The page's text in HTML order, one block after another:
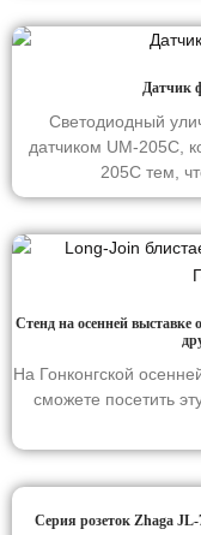
Датчик
Светодиодный
датчиком UM-205C,
205C тем,
Стенд на осенней выставке
На Гонконгской
сможете посетить
Серия розеток Zhaga